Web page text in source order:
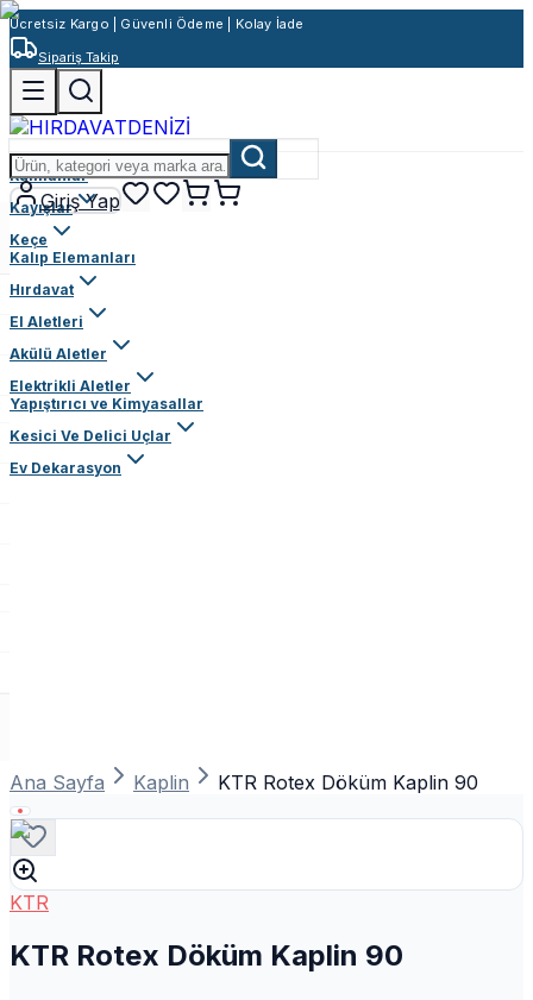
Ücretsiz Kargo | Güvenli Ödeme | Kolay İade
Sipariş Takip
Giriş Yap
Rulmanlar
Kayışlar
Keçe
Kalıp Elemanları
Hırdavat
El Aletleri
Akülü Aletler
Elektrikli Aletler
Yapıştırıcı ve Kimyasallar
Kesici Ve Delici Uçlar
Ev Dekarasyon
Ana Sayfa Kaplin KTR Rotex Döküm Kaplin 90
KTR
KTR Rotex Döküm Kaplin 90